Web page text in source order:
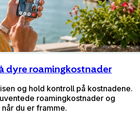
dyre roamingkostnader
og hold kontroll på kostnadene.
roamingkostnader og
du er framme.